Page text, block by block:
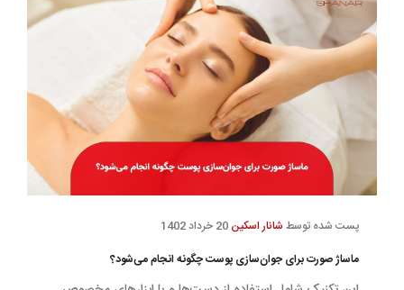
پست شده توسط شانار اسکین
ماساژ صورت برای جوان‌سازی پوست چگونه انجام می‌شود؟